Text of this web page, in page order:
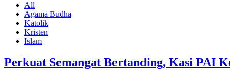
All
Agama Budha
Katolik
Kristen
Islam
Perkuat Semangat Bertanding, Kasi PAI